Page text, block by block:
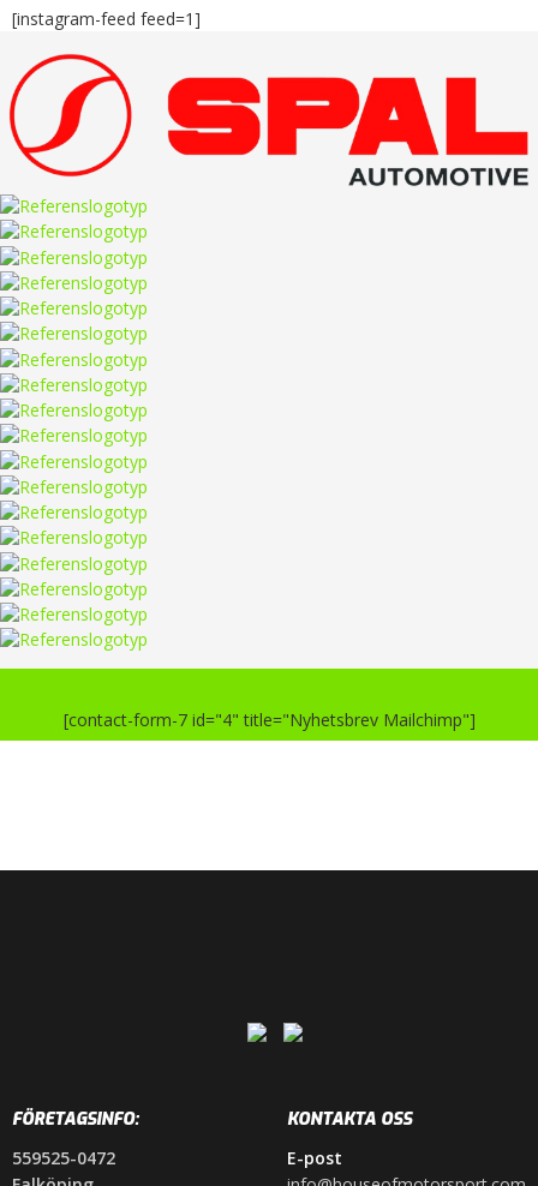
[instagram-feed feed=1]
[contact-form-7 id="4" title="Nyhetsbrev Mailchimp"]
FÖRETAGSINFO:
559525-0472
KONTAKTA OSS
E-post